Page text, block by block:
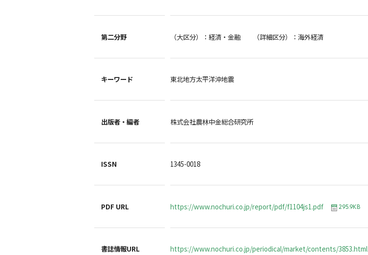
第二分野 （大区分）：経済・金融 （詳細区分）：海外経済
キーワード 東北地方太平洋沖地震
出版者・編者 株式会社農林中金総合研究所
ISSN 1345-0018
PDF URL https://www.nochuri.co.jp/report/pdf/f1104js1.pdf 295.9KB
書誌情報URL https://www.nochuri.co.jp/periodical/market/contents/3853.html